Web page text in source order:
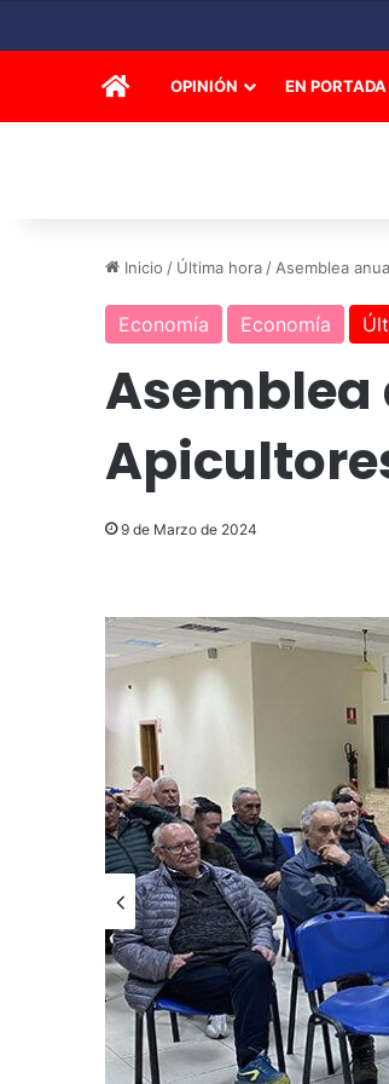
INICIOOPINIÓN EN PORTADA
Inicio / Última hora / Asemblea
Economía Economía
Asemblea
9 de Marzo de 2024